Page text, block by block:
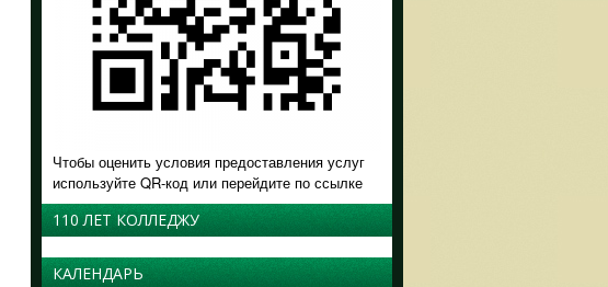
Чтобы оценить условия предоставления услуг
используйте QR-код или перейдите по ссылке
110 ЛЕТ КОЛЛЕДЖУ
КАЛЕНДАРЬ